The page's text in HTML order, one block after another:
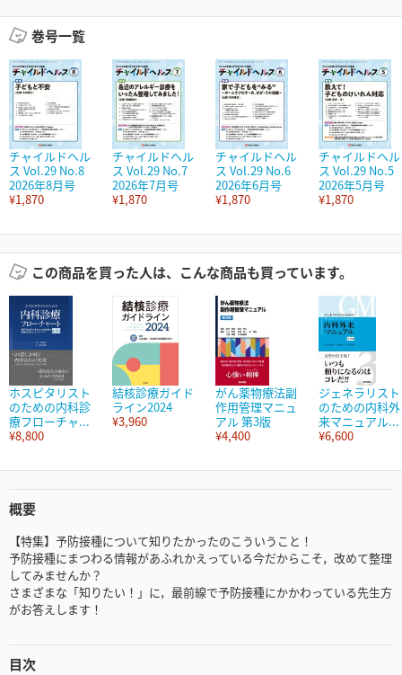
巻号一覧
チャイルドヘル
ス Vol.29 No.8
2026年8月号
¥1,870
チャイルドヘル
ス Vol.29 No.7
2026年7月号
¥1,870
チャイルドヘル
ス Vol.29 No.6
2026年6月号
¥1,870
チャイルドヘル
ス Vol.29 No.5
2026年5月号
¥1,870
この商品を買った人は、こんな商品も買っています。
ホスピタリスト
のための内科診
療フローチャ...
¥8,800
結核診療ガイド
ライン2024
¥3,960
がん薬物療法副
作用管理マニュ
アル 第3版
¥4,400
ジェネラリスト
のための内科外
来マニュアル...
¥6,600
概要
【特集】予防接種について知りたかったのこういうこと！
予防接種にまつわる情報があふれかえっている今だからこそ，改めて整理
してみませんか？
さまざまな「知りたい！」に，最前線で予防接種にかかわっている先生方
がお答えします！
目次